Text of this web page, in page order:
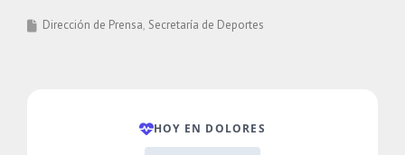
Dirección de Prensa Secretaría de Deportes